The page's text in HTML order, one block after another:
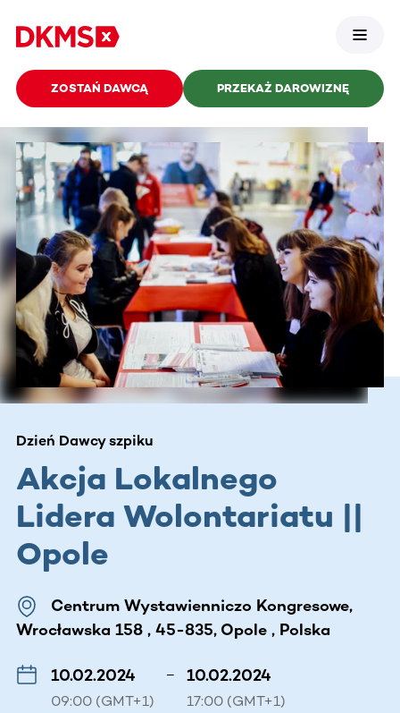
ZOSTAŃ DAWCĄ PRZEKAŻ DAROWIZNĘ
Dzień Dawcy szpiku
Akcja Lokalnego
Lidera Wolontariatu ||
Opole
Centrum Wystawienniczo Kongresowe,
Wrocławska 158 , 45-835, Opole , Polska
10.02.2024
09:00 (GMT+1)
– 10.02.2024
17:00 (GMT+1)